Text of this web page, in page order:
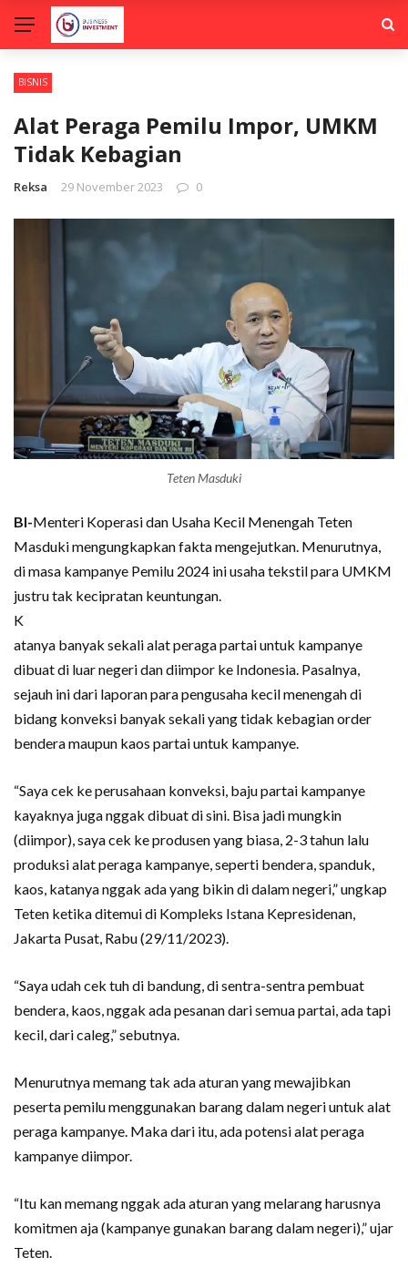
BISNIS
Alat Peraga Pemilu Impor, UMKM
Tidak Kebagian
Reksa 29 November 2023 0
Teten Masduki
BI-Menteri Koperasi dan Usaha Kecil Menengah Teten
Masduki mengungkapkan fakta mengejutkan. Menurutnya,
di masa kampanye Pemilu 2024 ini usaha tekstil para UMKM
justru tak kecipratan keuntungan.
K
atanya banyak sekali alat peraga partai untuk kampanye
dibuat di luar negeri dan diimpor ke Indonesia. Pasalnya,
sejauh ini dari laporan para pengusaha kecil menengah di
bidang konveksi banyak sekali yang tidak kebagian order
bendera maupun kaos partai untuk kampanye.
“Saya cek ke perusahaan konveksi, baju partai kampanye
kayaknya juga nggak dibuat di sini. Bisa jadi mungkin
(diimpor), saya cek ke produsen yang biasa, 2-3 tahun lalu
produksi alat peraga kampanye, seperti bendera, spanduk,
kaos, katanya nggak ada yang bikin di dalam negeri,” ungkap
Teten ketika ditemui di Kompleks Istana Kepresidenan,
Jakarta Pusat, Rabu (29/11/2023).
“Saya udah cek tuh di bandung, di sentra-sentra pembuat
bendera, kaos, nggak ada pesanan dari semua partai, ada tapi
kecil, dari caleg,” sebutnya.
Menurutnya memang tak ada aturan yang mewajibkan
peserta pemilu menggunakan barang dalam negeri untuk alat
peraga kampanye. Maka dari itu, ada potensi alat peraga
kampanye diimpor.
“Itu kan memang nggak ada aturan yang melarang harusnya
komitmen aja (kampanye gunakan barang dalam negeri),” ujar
Teten.